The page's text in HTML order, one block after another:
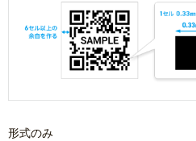
形式のみ